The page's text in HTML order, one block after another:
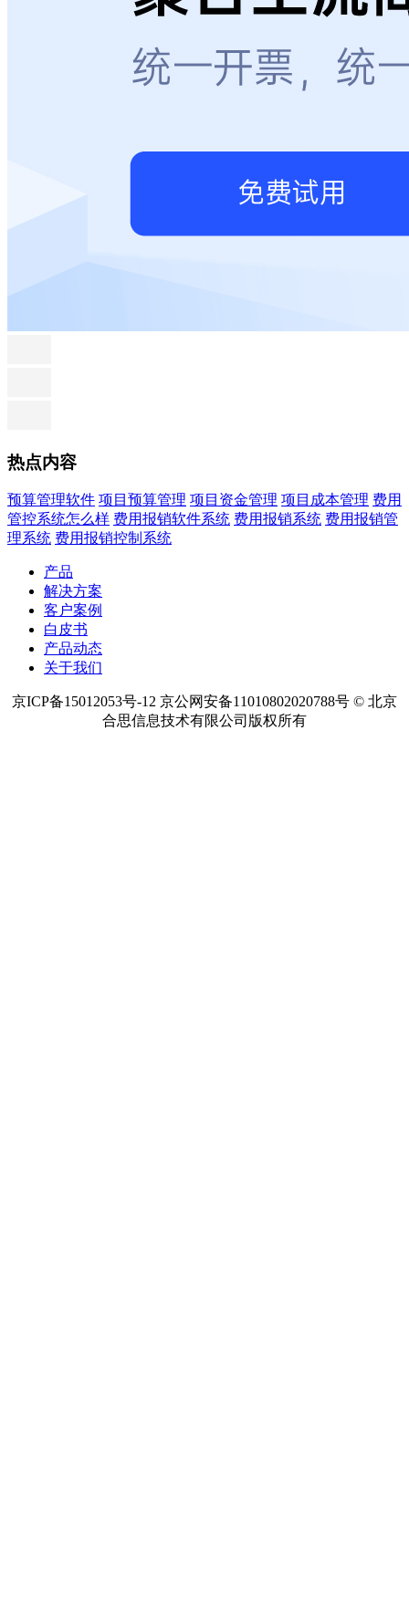
热点内容
预算管理软件 项目预算管理 项目资金管理 项目成本管理 费用
管控系统怎么样 费用报销软件系统 费用报销系统 费用报销管
理系统 费用报销控制系统
产品
解决方案
客户案例
白皮书
产品动态
关于我们
京ICP备15012053号-12 京公网安备11010802020788号 © 北京
合思信息技术有限公司版权所有